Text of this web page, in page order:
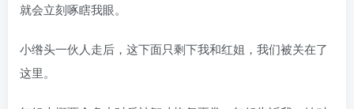
就会立刻啄瞎我眼。
小绺头一伙人走后，这下面只剩下我和红姐，我们被关在了
这里。